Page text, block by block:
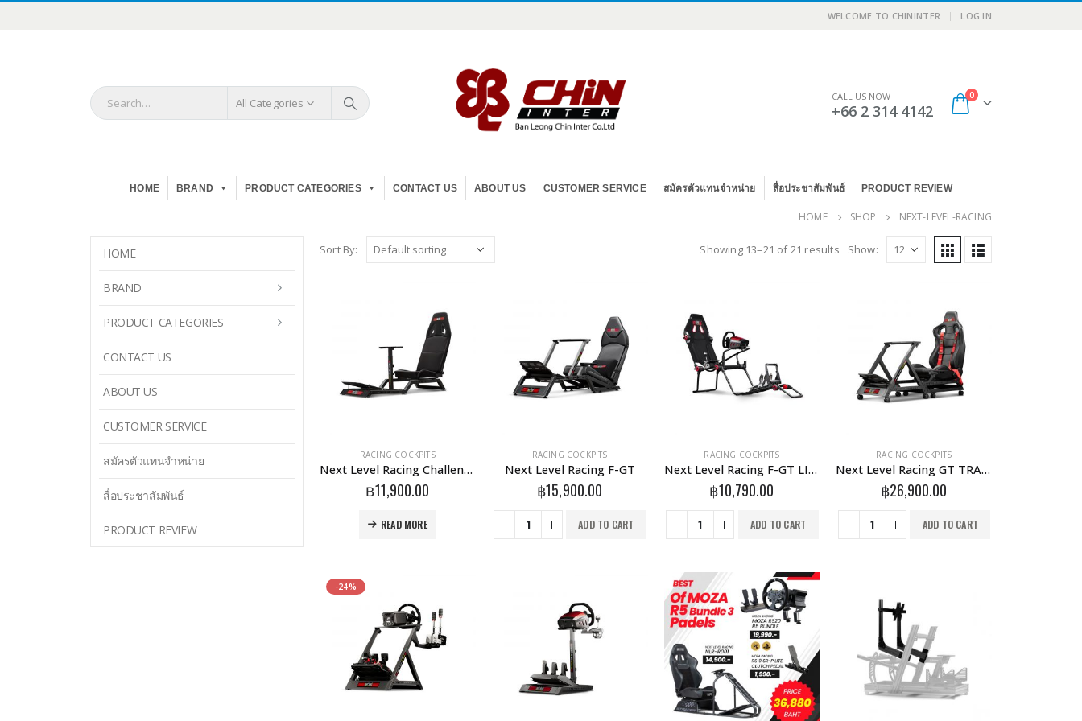
WELCOME TO CHININTER | LOG IN
All Categories CALL US NOW
+66 2 314 4142
0
HOME BRAND PRODUCT CATEGORIES CONTACT US ABOUT US CUSTOMER SERVICE สมัครตัวแทนจำหน่าย สื่อประชาสัมพันธ์ PRODUCT REVIEW
HOME SHOP NEXT-LEVEL-RACING
Sort By: Showing 13–21 of 21 results Show:
RACING COCKPITS
Next Level Racing Challenger
฿11,900.00
READ MORE
RACING COCKPITS
Next Level Racing F-GT
฿15,900.00
ADD TO CART
RACING COCKPITS
Next Level Racing F-GT LITE
฿10,790.00
ADD TO CART
RACING COCKPITS
Next Level Racing GT TRACK
฿26,900.00
ADD TO CART
-24%
HOME
BRAND
PRODUCT CATEGORIES
CONTACT US
ABOUT US
CUSTOMER SERVICE
สมัครตัวแทนจำหน่าย
สื่อประชาสัมพันธ์
PRODUCT REVIEW